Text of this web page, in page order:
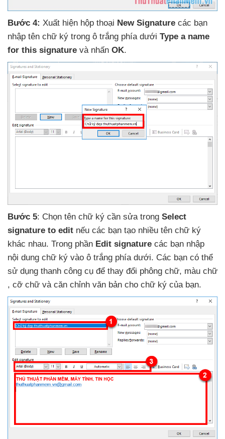
Bước 4: Xuất hiện hộp thoại New Signature các bạn
nhập tên chữ ký trong ô trắng phía dưới Type a name
for this signature và nhấn OK.
Bước 5: Chọn tên chữ ký cần sửa trong Select
signature to edit nếu các bạn tạo nhiều tên chữ ký
khác nhau. Trong phần Edit signature các bạn nhập
nội dung chữ ký vào ô trắng phía dưới. Các bạn có thể
sử dụng thanh công cụ để thay đổi phông chữ, màu chữ
, cỡ chữ và căn chỉnh văn bản cho chữ ký của bạn.